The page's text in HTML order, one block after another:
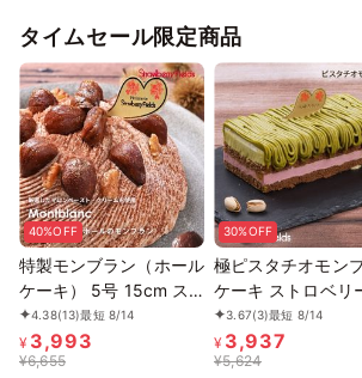
タイムセール限定商品
40%OFF
特製モンブラン（ホール
ケーキ） 5号 15cm ス
トロベリーフィールズ
「お中元2026」 〔特製
モンブラン〕
4.38(13)最短 8/14
¥ 3,993
¥6,655
30%OFF
極ピスタチオモン
ケーキ ストロベリーフ
ィールズ 「お中元
2026」 〔ピスタチオモ
ンブランケーキ〕
3.67(3)最短 8/14
¥ 3,937
¥5,624